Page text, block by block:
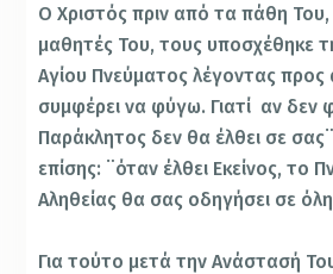
Ο Χριστός πριν από τα πάθη
μαθητές Του, τους υποσχέθηκε
Αγίου Πνεύματος λέγοντας προς
συμφέρει να φύγω. Γιατί αν δεν
Παράκλητος δεν θα έλθει σε
επίσης: ¨όταν έλθει Εκείνος, το
Αληθείας θα σας οδηγήσει σε
Για τούτο μετά την Ανάστασή